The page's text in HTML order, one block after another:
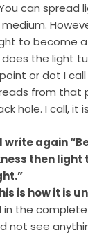
can spread
to become
does the light
or dot I call
from that
hole. I call, it
write again
then light
is how it is
in the
not see